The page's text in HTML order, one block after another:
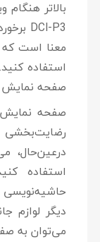
بالاتر
معنا است که
صفحه نمایش
صفحه
استفاده
دیگر لوازم
می‌توان به